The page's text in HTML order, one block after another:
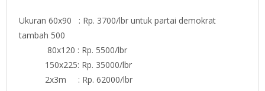
Ukuran 60x90 : Rp. 3700/lbr untuk partai demokrat
tambah 500
80x120 : Rp. 5500/lbr
150x225: Rp. 35000/lbr
2x3m : Rp. 62000/lbr